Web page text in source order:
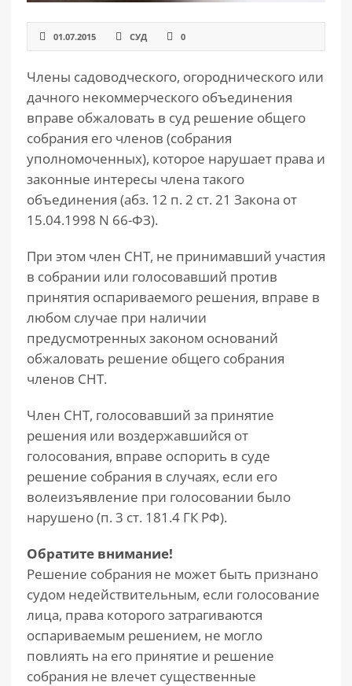
01.07.2015 СУД 0
Члены садоводческого, огороднического или
дачного некоммерческого объединения
вправе обжаловать в суд решение общего
собрания его членов (собрания
уполномоченных), которое нарушает права и
законные интересы члена такого
объединения (абз. 12 п. 2 ст. 21 Закона от
15.04.1998 N 66-ФЗ).
При этом член СНТ, не принимавший участия
в собрании или голосовавший против
принятия оспариваемого решения, вправе в
любом случае при наличии
предусмотренных законом оснований
обжаловать решение общего собрания
членов СНТ.
Член СНТ, голосовавший за принятие
решения или воздержавшийся от
голосования, вправе оспорить в суде
решение собрания в случаях, если его
волеизъявление при голосовании было
нарушено (п. 3 ст. 181.4 ГК РФ).
Обратите внимание!
Решение собрания не может быть признано
судом недействительным, если голосование
лица, права которого затрагиваются
оспариваемым решением, не могло
повлиять на его принятие и решение
собрания не влечет существенные